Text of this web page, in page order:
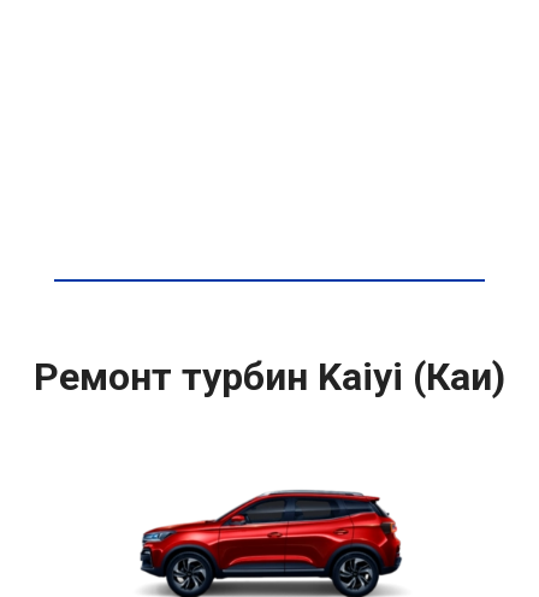
Ремонт турбин Kaiyi (Каи)